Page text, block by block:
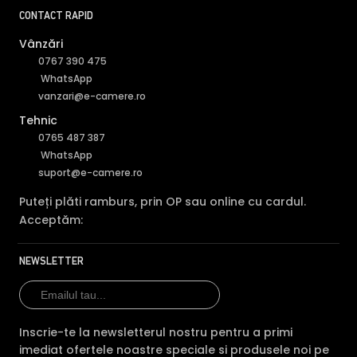
Alte functii
Căutare AI
Extrageți și clasificați ușor persoane și vehicule din date
analizeze informațiile din istoric. Categoriile “Persoana” si
“Vehicul” opționale in redare pentru a obține o căutare
CONTACT RAPID
Vânzări
0767 390 475
WhatsApp
vanzari@e-camere.ro
Tehnic
0765 487 387
WhatsApp
suport@e-camere.ro
Puteți plăti ramburs, prin OP sau online cu cardul.
Acceptăm:
NEWSLETTER
Inscrie-te la newsletterul nostru pentru a primi
imediat ofertele noastre speciale si produsele noi pe